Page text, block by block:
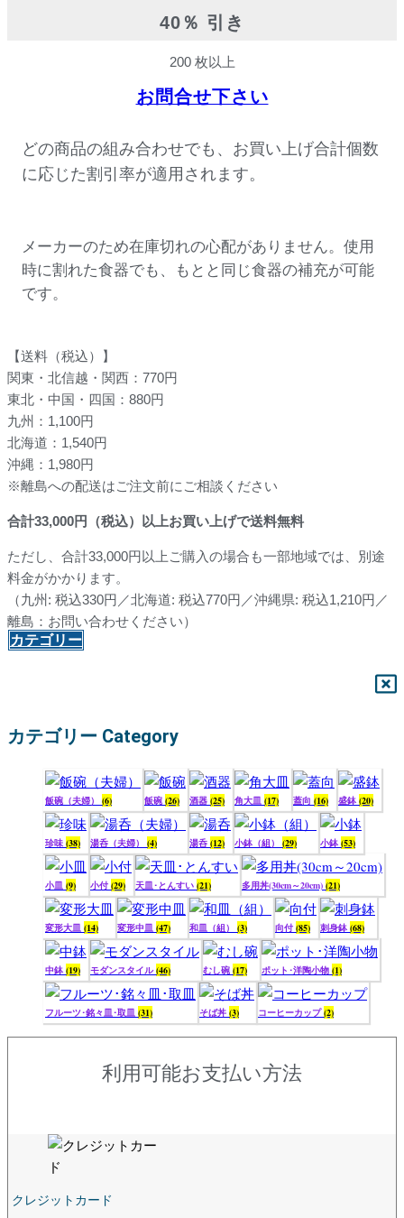
40％ 引き
200 枚以上
お問合せ下さい
どの商品の組み合わせでも、お買い上げ合計個数
に応じた割引率が適用されます。
メーカーのため在庫切れの心配がありません。使用
時に割れた食器でも、もとと同じ食器の補充が可能
です。
【送料（税込）】
関東・北信越・関西：770円
東北・中国・四国：880円
九州：1,100円
北海道：1,540円
沖縄：1,980円
※離島への配送はご注文前にご相談ください
合計33,000円（税込）以上お買い上げで送料無料
ただし、合計33,000円以上ご購入の場合も一部地域では、別途
料金がかかります。
（九州: 税込330円／北海道: 税込770円／沖縄県: 税込1,210円／
離島：お問い合わせください）
カテゴリー
カテゴリー Category
飯碗（夫婦） (6) 飯碗 (26) 酒器 (25) 角大皿 (17) 蓋向 (16) 盛鉢 (20)
珍味 (38) 湯呑（夫婦） (4) 湯呑 (12) 小鉢（組） (29) 小鉢 (53)
小皿 (9) 小付 (29) 天皿･とんすい (21) 多用丼(30cm～20cm) (21)
変形大皿 (14) 変形中皿 (47) 和皿（組） (3) 向付 (85) 刺身鉢 (68)
中鉢 (19) モダンスタイル(46) むし碗 (17) ポット･洋陶小物 (1)
フルーツ･銘々皿･取皿 (31) そば丼 (3) コーヒーカップ(2)
利用可能お支払い方法
クレジットカード